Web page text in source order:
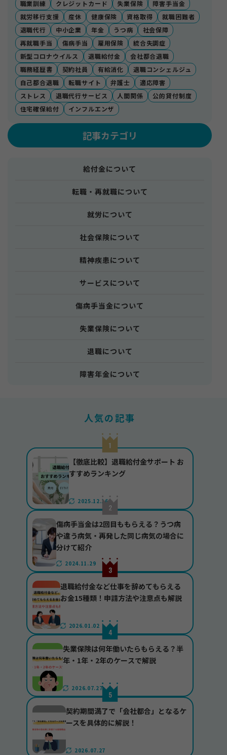
職業訓練
クレジットカード 失業保険
障害手当金
就労移行支援
産休 健康保険 資格取得
就職困難者
退職代行
中小企業 年金 うつ病
社会保障
再就職手当
傷病手当 雇用保険
統合失調症
新型コロナウイルス
退職給付金
会社都合退職
職務経歴書
契約社員 有給消化
退職コンシェルジュ
自己都合退職
転職サイト 弁護士
適応障害
ストレス
退職代行サービス 人間関係
公的貸付制度
住宅確保給付
インフルエンザ
記事カテゴリ
給付金について
転職・再就職について
就労について
社会保険について
精神疾患について
サービスについて
傷病手当金について
失業保険について
退職について
障害年金について
人気の記事
【徹底比較】退職給付金サポート お
すすめランキング
2025.12.16
傷病手当金は2回目ももらえる？うつ病
や違う病気・再発した同じ病気の場合に
分けて紹介
2024.11.29
退職給付金など仕事を辞めてもらえる
お金15種類！申請方法や注意点も解説
2026.01.02
失業保険は何年働いたらもらえる？半
年・1年・2年のケースで解説
2026.07.27
契約期間満了で「会社都合」となるケ
ースを具体的に解説！
2026.07.27